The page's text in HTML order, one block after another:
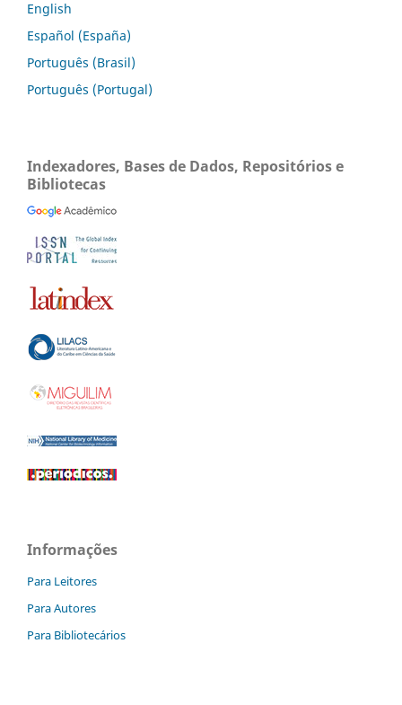
English
Español (España)
Português (Brasil)
Português (Portugal)
Indexadores, Bases de Dados, Repositórios e
Bibliotecas
Informações
Para Leitores
Para Autores
Para Bibliotecários